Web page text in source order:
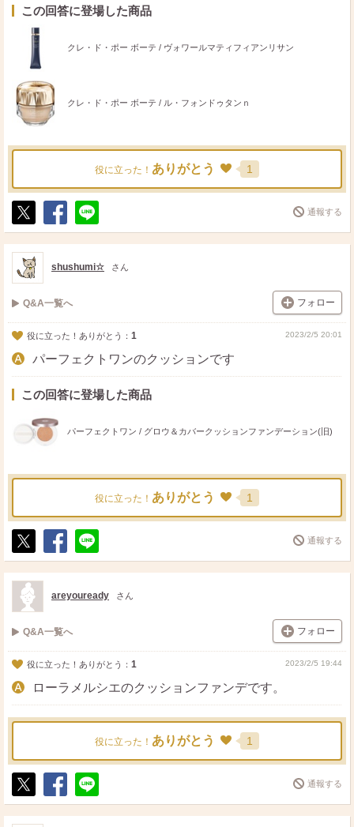
この回答に登場した商品
クレ・ド・ポー ボーテ / ヴォワールマティフィアンリサン
クレ・ド・ポー ボーテ / ル・フォンドゥタンｎ
役に立った！ ありがとう 1
ポ
ス
ト
シ
ェ
送
る
通報する
shushumi☆ さん
Q&A一覧へ フォロー
役に立った！ありがとう： 1 2023/2/5 20:01
パーフェクトワンのクッションです
この回答に登場した商品
パーフェクトワン / グロウ＆カバークッションファンデーション(旧)
役に立った！ ありがとう 1
ポ
ス
ト
シ
ェ
送
る
通報する
areyouready さん
Q&A一覧へ フォロー
役に立った！ありがとう： 1 2023/2/5 19:44
ローラメルシエのクッションファンデです。
役に立った！ ありがとう 1
ポ
ス
シ
ェ
送
る
通報する